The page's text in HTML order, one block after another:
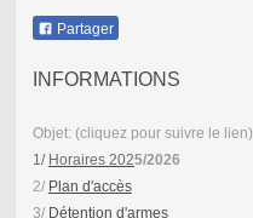
Partager
INFORMATIONS
Objet: (cliquez pour suivre le lien)
1/ Horaires 2025/2026
2/ Plan d'accès
3/ Détention d'armes